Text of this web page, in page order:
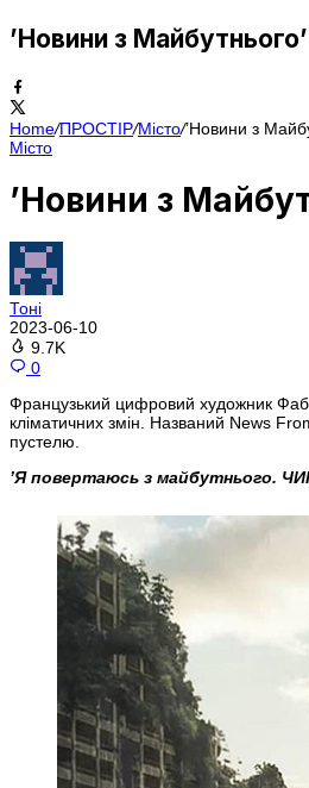
’Новини з
Home/ПРОСТІР/Місто/’Новини з
Місто
’Новини з
Тоні
2023-06-10
9.7K
0
Французький цифровий художник
кліматичних змін. Названий News
пустелю.
’Я повертаюсь з майбутнього.